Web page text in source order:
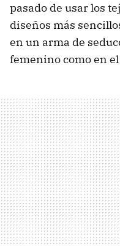
pasado de usar los
diseños más
en un arma de
femenino como en